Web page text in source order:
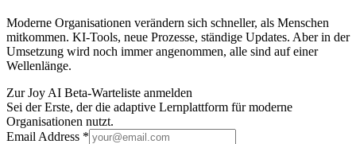
Moderne Organisationen verändern sich schneller, als Menschen
mitkommen. KI-Tools, neue Prozesse, ständige Updates. Aber in der
Umsetzung wird noch immer angenommen, alle sind auf einer
Wellenlänge.
Zur Joy AI Beta-Warteliste anmelden
Sei der Erste, der die adaptive Lernplattform für moderne
Organisationen nutzt.
Email Address *